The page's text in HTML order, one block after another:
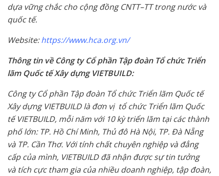
dựa vững chắc cho cộng đồng CNTT–TT trong nước và
quốc tế.
Website: https://www.hca.org.vn/
Thông tin về Công ty Cổ phần Tập đoàn Tổ chức Triển
lãm Quốc tế Xây dựng VIETBUILD:
Công ty Cổ phần Tập đoàn Tổ chức Triển lãm Quốc tế
Xây dựng VIETBUILD là đơn vị tổ chức Triển lãm Quốc
tế VIETBUILD, mỗi năm với 10 kỳ triển lãm tại các thành
phố lớn: TP. Hồ Chí Minh, Thủ đô Hà Nội, TP. Đà Nẵng
và TP. Cần Thơ. Với tính chất chuyên nghiệp và đẳng
cấp của mình, VIETBUILD đã nhận được sự tin tưởng
và tích cực tham gia của nhiều doanh nghiệp, tập đoàn,